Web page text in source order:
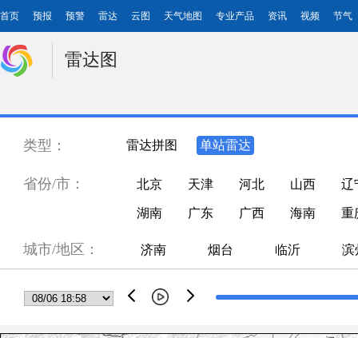
首页 预报 预警 雷达 云图 天气地图 专业产品 资讯 视频 节气
雷达图
类型： 雷达拼图 单站雷达
省份/市： 北京 天津 河北 山西 辽
湖南 广东 广西 海南 重
城市/地区： 济南 烟台 临沂 滨